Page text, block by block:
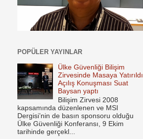
POPÜLER YAYINLAR
Ülke Güvenliği Bilişim
Zirvesinde Masaya Yatırıldı
Açılış Konuşması Suat
Baysan yaptı
Bilişim Zirvesi 2008
kapsamında düzenlenen ve MSI
Dergisi’nin de basın sponsoru olduğu
Ülke Güvenliği Konferansı, 9 Ekim
tarihinde gerçekl...